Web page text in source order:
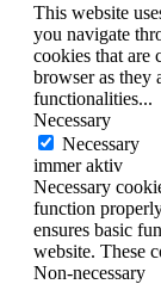
This website
you navigate
cookies that are
browser as they
functionalities...
Necessary
Necessary
immer aktiv
Necessary
function
ensures basic
website. These
Non-necessary